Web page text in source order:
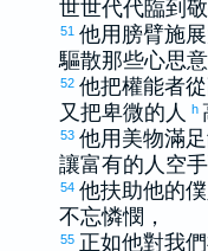
世世代代臨到敬
51 他用膀臂施展
驅散那些心思
52 他把權能者
又把卑微的人
h
53 他用美物滿
讓富有的人空手
54 他扶助他的僕
不忘憐憫，
55 正如他對我們